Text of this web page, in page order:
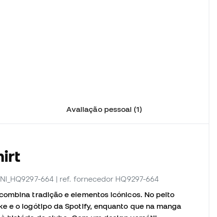
Avaliação pessoal (1)
664 | ref. fornecedor HQ9297-664
tradição e elementos icónicos. No peito
e o logótipo da Spotify, enquanto que na manga